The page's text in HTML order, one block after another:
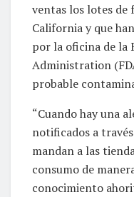
ventas los lotes de
California y que
por la oficina de la
Administration
probable
“Cuando hay una
notificados a
mandan a las
consumo de
conocimiento